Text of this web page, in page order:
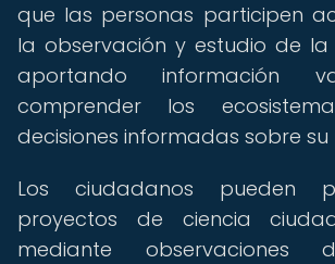
que las personas participen
la observación y estudio de la
aportando información
comprender los
decisiones informadas sobre
Los ciudadanos pueden
proyectos de ciencia
mediante observaciones